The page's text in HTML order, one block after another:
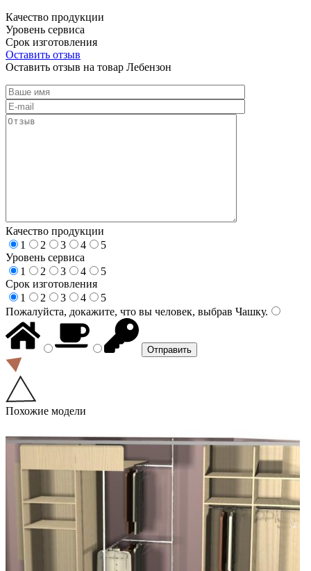
Качество продукции
Уровень сервиса
Срок изготовления
Оставить отзыв
Оставить отзыв на товар Лебензон
Качество продукции
1
2 3 4
5
Уровень сервиса
1
2 3 4
5
Срок изготовления
1
2 3 4
5
Пожалуйста, докажите, что вы человек, выбрав Чашку.
Похожие модели